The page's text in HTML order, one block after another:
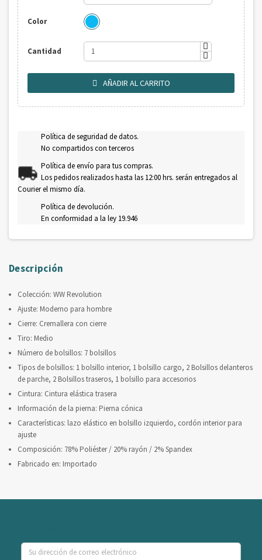
Color
Cantidad
 AÑADIR AL CARRITO
Política de seguridad de datos.
No compartidos con terceros
Política de envío para tus compras.
Los pedidos realizados hasta las 12:00 hrs. serán entregados al
Courier el mismo día.
Política de devolución.
En conformidad a la ley 19.946
Descripción
Colección: WW Revolution
Ajuste: Moderno para hombre
Cierre: Cremallera con cierre
Tiro: Medio
Número de bolsillos: 7 bolsillos
Tipos de bolsillos: 1 bolsillo interior, 1 bolsillo cargo, 2 Bolsillos delanteros
de parche, 2 Bolsillos traseros, 1 bolsillo para accesorios
Cintura: Cintura elástica trasera
Información de la pierna: Pierna cónica
Características: lazo elástico en bolsillo izquierdo, cordón interior para
ajuste
Composición: 78% Poliéster / 20% rayón / 2% Spandex
Fabricado en: Importado